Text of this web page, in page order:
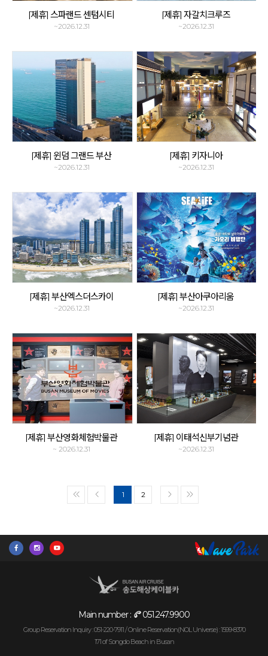
[제휴] 스파랜드 센텀시티
~2026.12.31
[제휴] 자갈치크루즈
~2026.12.31
[제휴] 윈덤 그랜드 부산
~2026.12.31
[제휴] 키자니아
~2026.12.31
[제휴] 부산엑스더스카이
~2026.12.31
[제휴] 부산아쿠아리움
~2026.12.31
[제휴] 부산영화체험박물관
~ 2026.12.31
[제휴] 이태석신부기념관
~2026.12.31
<< < 1 2 > >>
Main number : 051.247.9900
Group Reservation Inquiry : 051-220-7911 /Online Reservation(NOL Universe) : 1599-8370
171 of Songdo Beach in Busan